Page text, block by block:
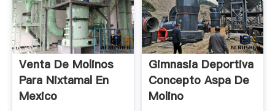
Venta De Molinos
Para Nixtamal En
Mexico
Gimnasia Deportiva
Concepto Aspa De
Molino